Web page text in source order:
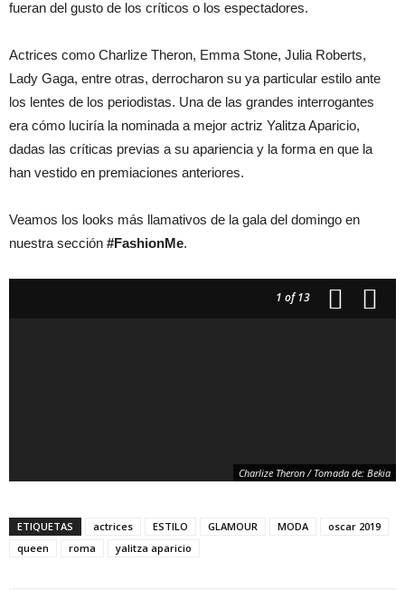
fueran del gusto de los críticos o los espectadores.
Actrices como Charlize Theron, Emma Stone, Julia Roberts,
Lady Gaga, entre otras, derrocharon su ya particular estilo ante
los lentes de los periodistas. Una de las grandes interrogantes
era cómo luciría la nominada a mejor actriz Yalitza Aparicio,
dadas las críticas previas a su apariencia y la forma en que la
han vestido en premiaciones anteriores.
Veamos los looks más llamativos de la gala del domingo en
nuestra sección #FashionMe.
1 of 13
Charlize Theron / Tomada de: Bekia
ETIQUETAS actrices ESTILO GLAMOUR MODA
oscar 2019
queen
roma yalitza aparicio